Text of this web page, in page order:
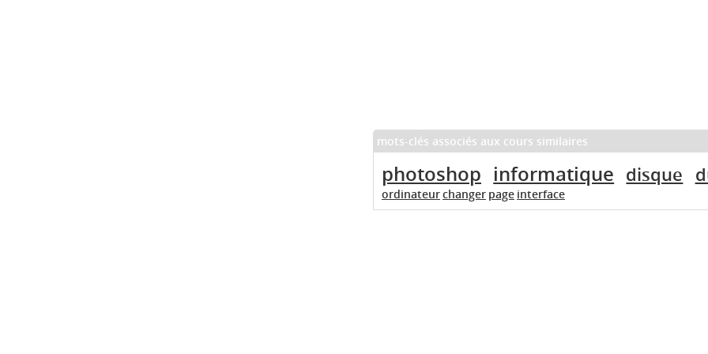
mots-clés associés aux cours similaires
photoshop informatique disque
ordinateurchanger page interface